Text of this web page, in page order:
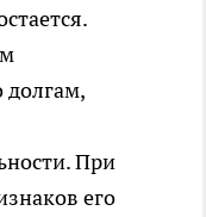
При
его